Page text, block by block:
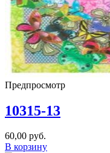
Предпросмотр
10315-13
60,00 руб.
В корзину